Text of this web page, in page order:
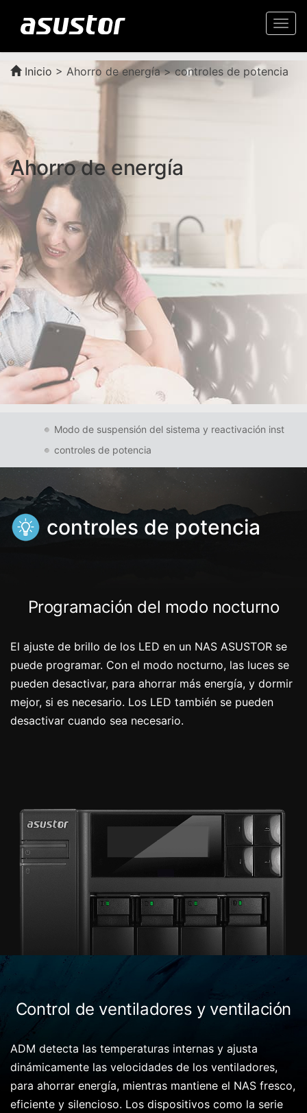
Inicio > Ahorro de energía > controles de potencia
Ahorro de energía
Modo de suspensión del sistema y reactivación inst
controles de potencia
controles de potencia
Programación del modo nocturno
El ajuste de brillo de los LED en un NAS ASUSTOR se
puede programar. Con el modo nocturno, las luces se
pueden desactivar, para ahorrar más energía, y dormir
mejor, si es necesario. Los LED también se pueden
desactivar cuando sea necesario.
Control de ventiladores y ventilación
ADM detecta las temperaturas internas y ajusta
dinámicamente las velocidades de los ventiladores,
para ahorrar energía, mientras mantiene el NAS fresco,
eficiente y silencioso. Los dispositivos como la serie